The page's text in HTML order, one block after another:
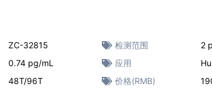
ZC-32815 检测范围
2
0.74 pg/mL 应用
48T/96T 价格(RMB)